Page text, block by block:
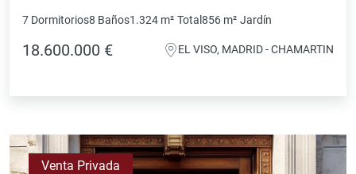
7 Dormitorios8 Baños1.324 m² Total 856 m² Jardín
18.600.000 € EL VISO, MADRID - CHAMARTIN
Venta Privada